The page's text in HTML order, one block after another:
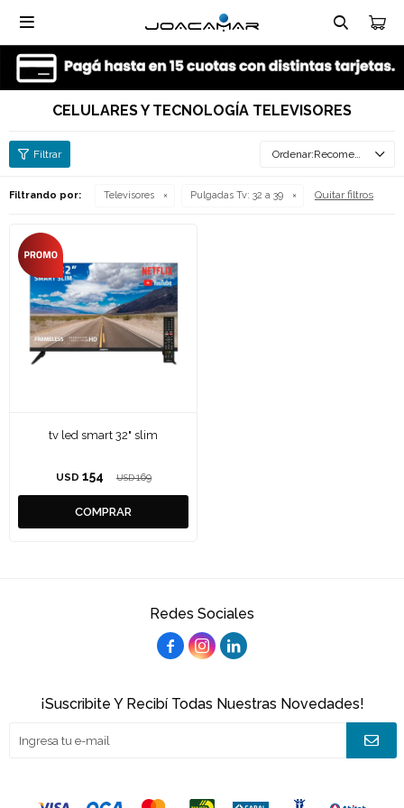

CELULARES Y TECNOLOGÍA TELEVISORES
Recomendados
Filtrando por: Televisores Pulgadas Tv: 32 a 39 Quitar filtros
tv led smart 32" slim
USD 154 USD 169
Redes Sociales
  
¡Suscribite Y Recibí Todas Nuestras Novedades!